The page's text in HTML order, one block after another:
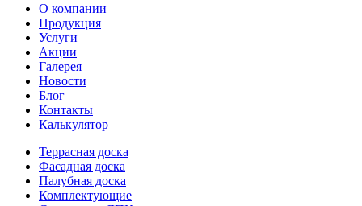
О компании
Продукция
Услуги
Акции
Галерея
Новости
Блог
Контакты
Калькулятор
Террасная доска
Фасадная доска
Палубная доска
Комплектующие